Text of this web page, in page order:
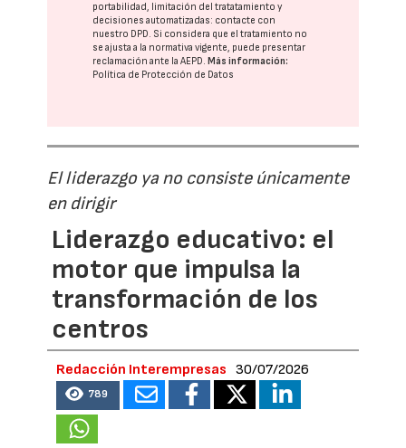
portabilidad, limitación del tratatamiento y
decisiones automatizadas: contacte con
nuestro DPD. Si considera que el tratamiento no
se ajusta a la normativa vigente, puede presentar
reclamación ante laAEPD.Más información:
Política de Protección de Datos
El liderazgo ya no consiste únicamente
en dirigir
Liderazgo educativo: el
motor que impulsa la
transformación de los
centros
Redacción Interempresas 30/07/2026
789